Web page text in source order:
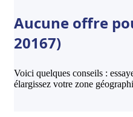
Aucune offre
20167)
Voici quelques conseils :
élargissez votre zone